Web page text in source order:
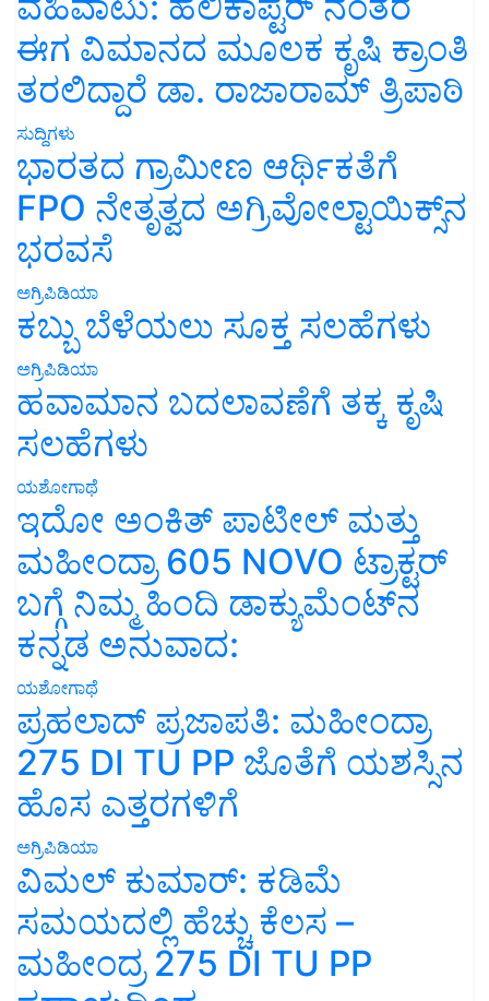
ಈಗ ವಿಮಾನದ ಮೂಲಕ ಕೃಷಿ ಕ್ರಾಂತಿ
ತರಲಿದ್ದಾರೆ ಡಾ. ರಾಜಾರಾಮ್ ತ್ರಿಪಾಠಿ
ಸುದ್ದಿಗಳು
ಭಾರತದ ಗ್ರಾಮೀಣ ಆರ್ಥಿಕತೆಗೆ
FPO ನೇತೃತ್ವದ ಅಗ್ರಿವೋಲ್ಟಾಯಿಕ್ಸ್‌ನ
ಭರವಸೆ
ಅಗ್ರಿಪಿಡಿಯಾ
ಕಬ್ಬು ಬೆಳೆಯಲು ಸೂಕ್ತ ಸಲಹೆಗಳು
ಅಗ್ರಿಪಿಡಿಯಾ
ಹವಾಮಾನ ಬದಲಾವಣೆಗೆ ತಕ್ಕ ಕೃಷಿ
ಸಲಹೆಗಳು
ಯಶೋಗಾಥೆ
ಇದೋ ಅಂಕಿತ್ ಪಾಟೀಲ್ ಮತ್ತು
ಮಹೀಂದ್ರಾ 605 NOVO ಟ್ರಾಕ್ಟರ್
ಬಗ್ಗೆ ನಿಮ್ಮ ಹಿಂದಿ ಡಾಕ್ಯುಮೆಂಟ್‌ನ
ಕನ್ನಡ ಅನುವಾದ:
ಯಶೋಗಾಥೆ
ಪ್ರಹಲಾದ್ ಪ್ರಜಾಪತಿ: ಮಹೀಂದ್ರಾ
275 DI TU PP ಜೊತೆಗೆ ಯಶಸ್ಸಿನ
ಹೊಸ ಎತ್ತರಗಳಿಗೆ
ಅಗ್ರಿಪಿಡಿಯಾ
ವಿಮಲ್ ಕುಮಾರ್: ಕಡಿಮೆ
ಸಮಯದಲ್ಲಿ ಹೆಚ್ಚು ಕೆಲಸ –
ಮಹೀಂದ್ರ 275 DI TU PP
ಸಹಾಯದಿಂದ